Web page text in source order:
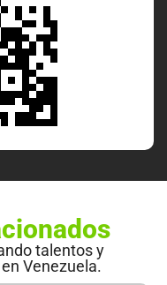
talentos y
Venezuela.